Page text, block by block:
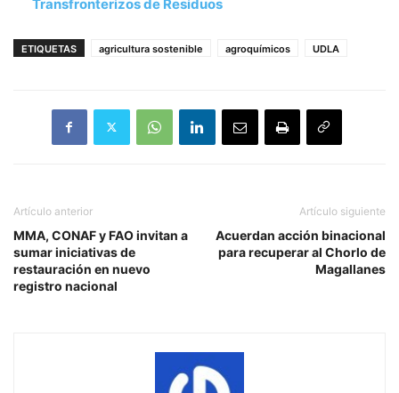
Transfronterizos de Residuos
ETIQUETAS agricultura sostenible agroquímicos UDLA
Artículo anterior
MMA, CONAF y FAO invitan a
sumar iniciativas de
restauración en nuevo
registro nacional
Artículo siguiente
Acuerdan acción binacional
para recuperar al Chorlo de
Magallanes